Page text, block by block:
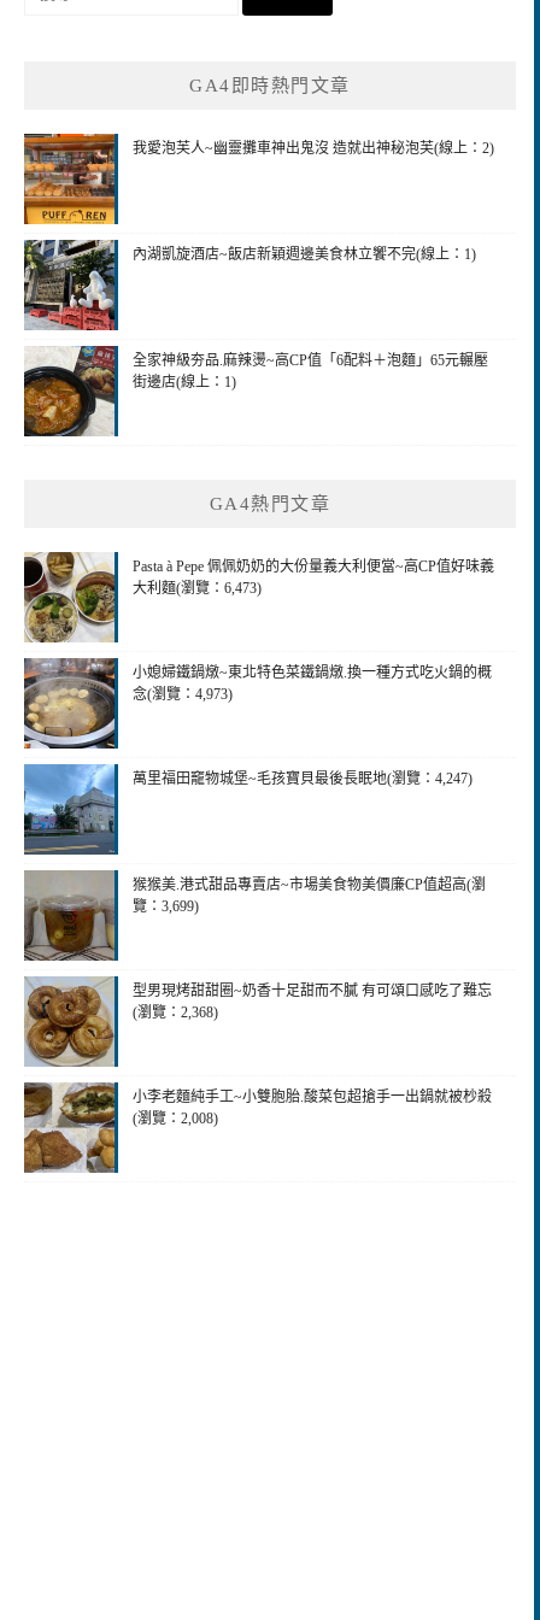
GA4即時熱門文章
我愛泡芙人~幽靈攤車神出鬼沒 造就出神秘泡芙(線上：2)
內湖凱旋酒店~飯店新穎週邊美食林立饗不完(線上：1)
全家神級夯品.麻辣燙~高CP值「6配料＋泡麵」65元輾壓
街邊店(線上：1)
GA4熱門文章
Pasta à Pepe 佩佩奶奶的大份量義大利便當~高CP值好味義
大利麵(瀏覽：6,473)
小媳婦鐵鍋燉~東北特色菜鐵鍋燉.換一種方式吃火鍋的概
念(瀏覽：4,973)
萬里福田竉物城堡~毛孩寶貝最後長眠地(瀏覽：4,247)
猴猴美.港式甜品專賣店~市場美食物美價廉CP值超高(瀏
覽：3,699)
型男現烤甜甜圈~奶香十足甜而不膩 有可頌口感吃了難忘
(瀏覽：2,368)
小李老麵純手工~小雙胞胎.酸菜包超搶手一出鍋就被杪殺
(瀏覽：2,008)